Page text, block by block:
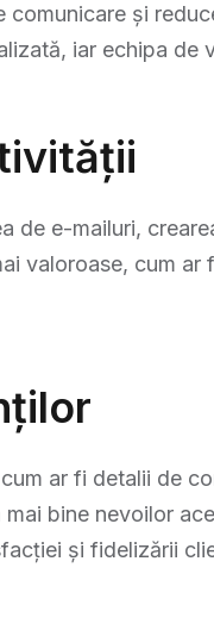
și
iar echipa
e-mailuri,
valoroase, cum
ar fi detalii de
bine nevoilor
și fidelizării